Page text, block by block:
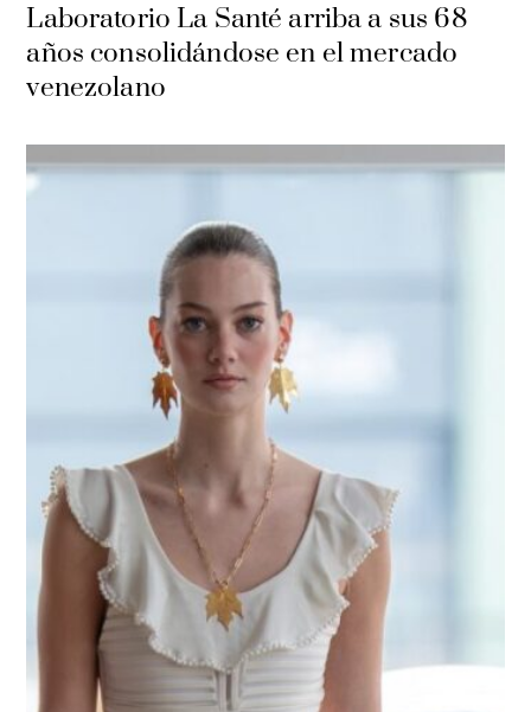
Laboratorio La Santé arriba a sus 68
años consolidándose en el mercado
venezolano